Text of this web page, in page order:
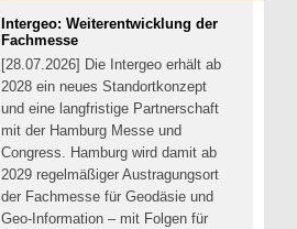
Intergeo: Weiterentwicklung der
Fachmesse
[28.07.2026] Die Intergeo erhält ab
2028 ein neues Standortkonzept
und eine langfristige Partnerschaft
mit der Hamburg Messe und
Congress. Hamburg wird damit ab
2029 regelmäßiger Austragungsort
der Fachmesse für Geodäsie und
Geo-Information – mit Folgen für